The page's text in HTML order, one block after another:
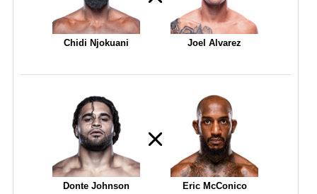
Chidi Njokuani Joel Alvarez
Donte Johnson Eric McConico